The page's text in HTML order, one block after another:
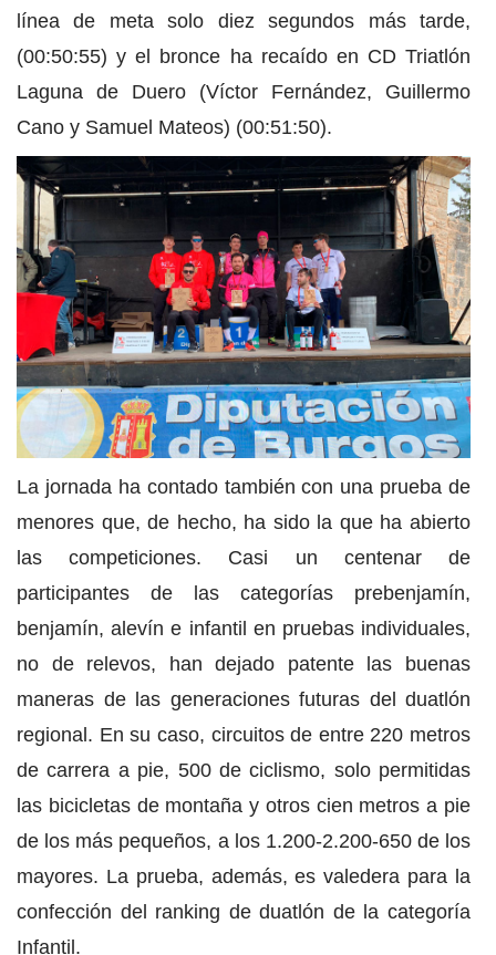
línea de meta solo diez segundos más tarde,
(00:50:55) y el bronce ha recaído en CD Triatlón
Laguna de Duero (Víctor Fernández, Guillermo
Cano y Samuel Mateos) (00:51:50).
La jornada ha contado también con una prueba de
menores que, de hecho, ha sido la que ha abierto
las competiciones. Casi un centenar de
participantes de las categorías prebenjamín,
benjamín, alevín e infantil en pruebas individuales,
no de relevos, han dejado patente las buenas
maneras de las generaciones futuras del duatlón
regional. En su caso, circuitos de entre 220 metros
de carrera a pie, 500 de ciclismo, solo permitidas
las bicicletas de montaña y otros cien metros a pie
de los más pequeños, a los 1.200-2.200-650 de los
mayores. La prueba, además, es valedera para la
confección del ranking de duatlón de la categoría
Infantil.